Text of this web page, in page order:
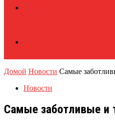
Домой Новости Самые
Новости
Самые заботливые и